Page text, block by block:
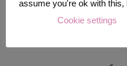
assume you're ok with this,
Cookie settings